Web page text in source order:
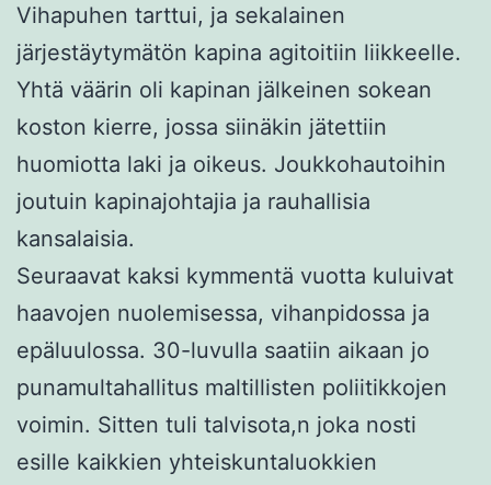
Vihapuhen tarttui, ja sekalainen
järjestäytymätön kapina agitoitiin liikkeelle.
Yhtä väärin oli kapinan jälkeinen sokean
koston kierre, jossa siinäkin jätettiin
huomiotta laki ja oikeus. Joukkohautoihin
joutuin kapinajohtajia ja rauhallisia
kansalaisia.
Seuraavat kaksi kymmentä vuotta kuluivat
haavojen nuolemisessa, vihanpidossa ja
epäluulossa. 30-luvulla saatiin aikaan jo
punamultahallitus maltillisten poliitikkojen
voimin. Sitten tuli talvisota,n joka nosti
esille kaikkien yhteiskuntaluokkien